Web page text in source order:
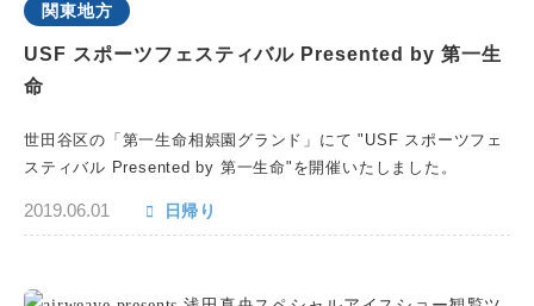
関東地方
USF スポーツフェスティバル Presented by 第一生
命
世田谷区の「第一生命相娯園グランド」にて "USF スポーツフェ
スティバル Presented by 第一生命"を開催いたしました。
2019.06.01 日帰り